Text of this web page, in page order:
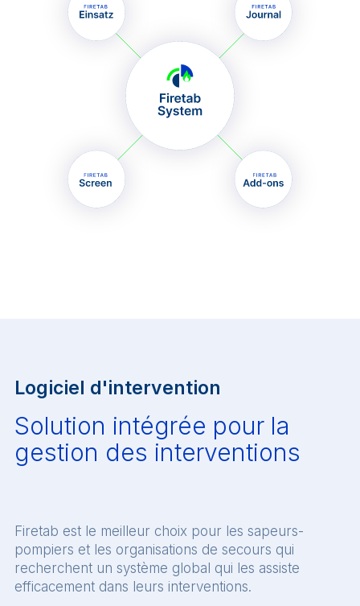
Logiciel d'intervention
Solution intégrée pour la
gestion des interventions
Firetab est le meilleur choix pour les sapeurs-
pompiers et les organisations de secours qui
recherchent un système global qui les assiste
efficacement dans leurs interventions.